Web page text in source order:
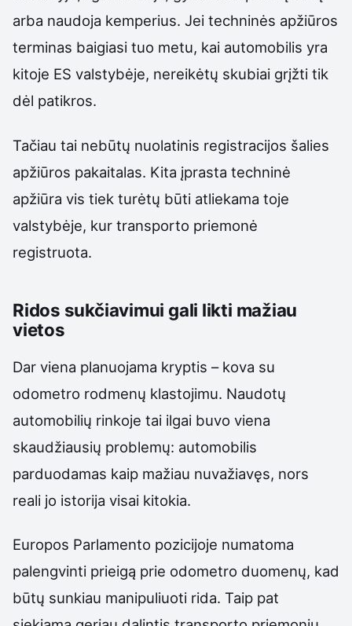
arba naudoja kemperius. Jei techninės apžiūros
terminas baigiasi tuo metu, kai automobilis yra
kitoje ES valstybėje, nereikėtų skubiai grįžti tik
dėl patikros.
Tačiau tai nebūtų nuolatinis registracijos šalies
apžiūros pakaitalas. Kita įprasta techninė
apžiūra vis tiek turėtų būti atliekama toje
valstybėje, kur transporto priemonė
registruota.
Ridos sukčiavimui gali likti mažiau
vietos
Dar viena planuojama kryptis – kova su
odometro rodmenų klastojimu. Naudotų
automobilių rinkoje tai ilgai buvo viena
skaudžiausių problemų: automobilis
parduodamas kaip mažiau nuvažiavęs, nors
reali jo istorija visai kitokia.
Europos Parlamento pozicijoje numatoma
palengvinti prieigą prie odometro duomenų, kad
būtų sunkiau manipuliuoti rida. Taip pat